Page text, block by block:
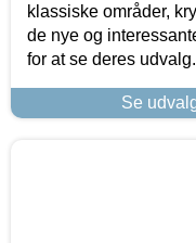
klassiske områder,
de nye og
for at se deres udvalg.
Se